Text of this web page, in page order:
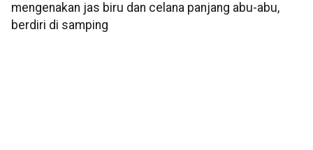
mengenakan jas biru dan celana panjang abu-abu,
berdiri di samping